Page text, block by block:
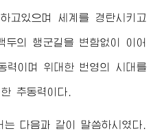
고있으며 세계를 경탄시키고
두의 행군길을 변함없이 이어
력이며 위대한 번영의 시대를
추동력이다.
는 다음과 같이 말씀하시였다.